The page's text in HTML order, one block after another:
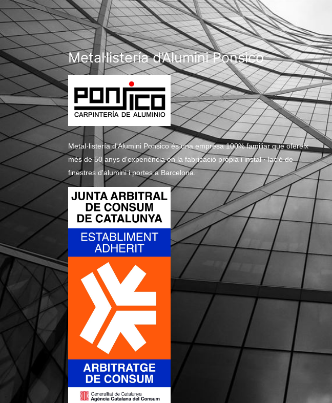
Metal·listería d’Alumini Ponsico
Metal·listería d'Alumini Ponsico és una empresa 100% familiar que ofereix
més de 50 anys d'experiència en la fabricació pròpia i instal · lació de
finestres d'alumini i portes a Barcelona.